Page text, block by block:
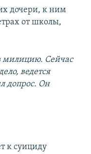
дочери, к ним
от школы,
милицию. Сейчас
ведется
допрос. Он
к суициду